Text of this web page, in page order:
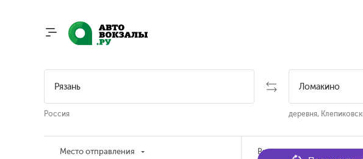
Россия деревня,
Место отправления Время отправления